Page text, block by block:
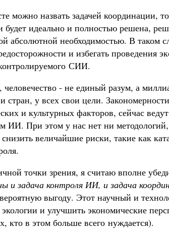
можно назвать задачей координации,
будет идеально и полностью решена,
абсолютной необходимостью. В таком
и избегать проведения
СИИ.
- не единый разум, а
стран, у всех свои цели.
и культурных факторов, сейчас
ИИ. При этом у нас нет ни
снизить величайшие риски, такие как
точки зрения, я считаю вполне
и задача контроля ИИ, и задача
выгоду. Этот научный и
и улучшить экономические
кто в этом больше всего нуждается).